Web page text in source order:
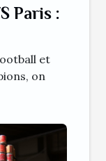
Paris :
et
on